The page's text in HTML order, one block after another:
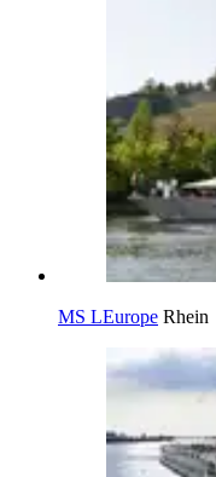
MS LEurope Rhein